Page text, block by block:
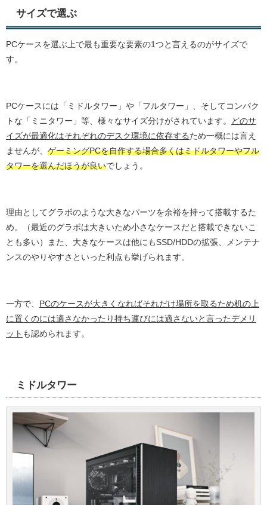
サイズで選ぶ
PCケースを選ぶ上で最も重要な要素の1つと言えるのがサイズで
す。
PCケースには「ミドルタワー」や「フルタワー」、そしてコンパク
トな「ミニタワー」等、様々なサイズ分けがされています。
どのサ
イズが最適化はそれぞれのデスク環境に依存する ため一概には言え
ませんが、 ゲーミングPCを自作する場合多くはミドルタワーやフル
タワーを選んだほうが良いでしょう。
理由としてグラボのような大きなパーツを余裕を持って搭載するた
め。（最近のグラボは大きいため小さなケースだと搭載できないこ
とも多い）また、大きなケースは他にもSSD/HDDの拡張、メンテナ
ンスのやりやすさといった利点も挙げられます。
一方で、
PCのケースが大きくなればそれだけ場所を取るため机の上
に置くのには適さなかったり持ち運びには適さないと言ったデメリ
ット も認められます。
ミドルタワー